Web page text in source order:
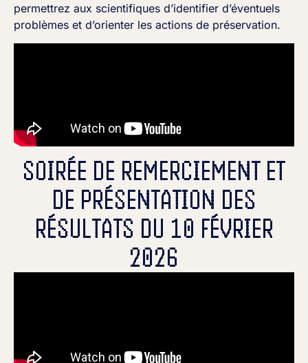
permettrez aux scientifiques d’identifier d’éventuels
problèmes et d’orienter les actions de préservation.
SOIRÉE DE REMERCIEMENT ET
DE PRÉSENTATION DES
RÉSULTATS DU 10 FÉVRIER
2026